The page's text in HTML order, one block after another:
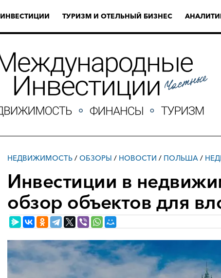
ИНВЕСТИЦИИ ТУРИЗМ И ОТЕЛЬНЫЙ БИЗНЕС
НЕДВИЖИМОСТЬ / ОБЗОРЫ / НОВОСТИ / ПОЛЬША /
Инвестиции в
обзор объектов для